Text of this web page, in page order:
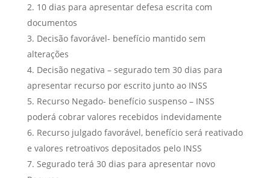
10 dias para apresentar defesa escrita com
documentos
Decisão favorável- benefício mantido sem
alterações
Decisão negativa – segurado tem 30 dias para
apresentar recurso por escrito junto ao INSS
Recurso Negado- benefício suspenso – INSS
poderá cobrar valores recebidos indevidamente
Recurso julgado favorável, benefício será reativado
e valores retroativos depositados pelo INSS
Segurado terá 30 dias para apresentar novo